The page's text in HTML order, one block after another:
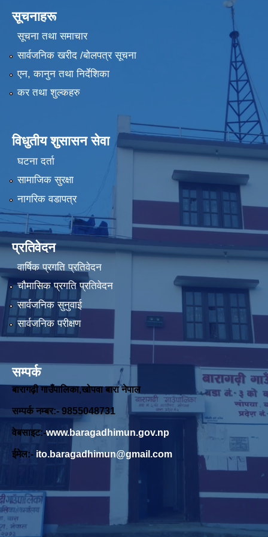
सूचनाहरू
सूचना तथा समाचार
सार्वजनिक खरीद /बोलपत्र सूचना
एन, कानुन तथा निर्देशिका
कर तथा शुल्कहरु
विधुतीय शुसासन सेवा
घटना दर्ता
सामाजिक सुरक्षा
नागरिक वडापत्र
प्रतिवेदन
वार्षिक प्रगति प्रतिवेदन
चौमासिक प्रगति प्रतिवेदन
सार्वजनिक सुनुवाई
सार्वजनिक परीक्षण
सम्पर्क
बारागढ़ी गाउँपालिका,खोपवा बारा नेपाल
सम्पर्क नम्बर:- 9855048731
वेबसाइट:-www.baragadhimun.gov.np
ईमेल:- ito.baragadhimun@gmail.com